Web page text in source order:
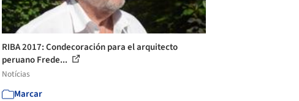
RIBA 2017: Condecoración para el arquitecto
peruano Frede...
Notícias
Marcar